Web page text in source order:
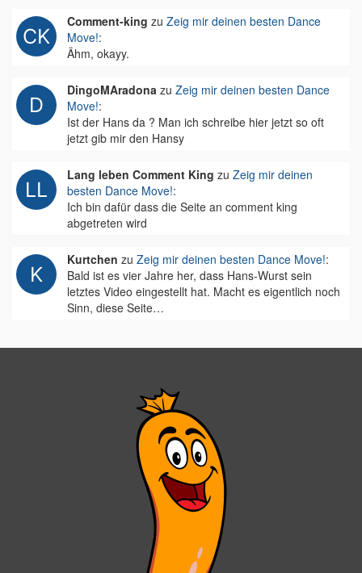
Comment-king zu Zeig mir deinen besten Dance
Move!:
Ähm, okayy.
DingoMAradona zu Zeig mir deinen besten Dance
Move!:
Ist der Hans da ? Man ich schreibe hier jetzt so oft
jetzt gib mir den Hansy
Lang leben Comment King zu Zeig mir deinen
besten Dance Move!:
Ich bin dafür dass die Seite an comment king
abgetreten wird
Kurtchen zu Zeig mir deinen besten Dance Move!:
Bald ist es vier Jahre her, dass Hans-Wurst sein
letztes Video eingestellt hat. Macht es eigentlich noch
Sinn, diese Seite…